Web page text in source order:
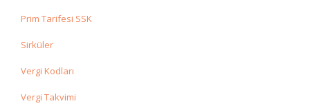
Prim Tarifesi SSK
Sirküler
Vergi Kodları
Vergi Takvimi